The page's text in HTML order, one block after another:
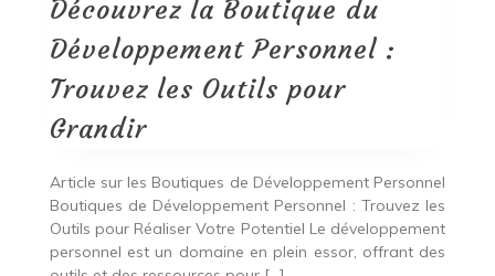
:
les
pour
Découvrez la Boutique du
Développement Personnel :
Trouvez les Outils pour
Grandir
Article sur les Boutiques de Développement Personnel
Boutiques de Développement Personnel : Trouvez les
Outils pour Réaliser Votre Potentiel Le développement
personnel est un domaine en plein essor, offrant des